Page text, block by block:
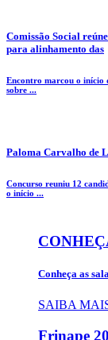
Comissão Social
para alinhamento das
Encontro marcou o início
sobre ...
Paloma Carvalho de
Concurso reuniu 12
o início ...
Conheça as
SAIBA
Frinape